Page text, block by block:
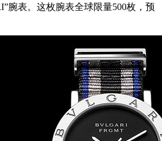
腕表。这枚腕表全球限量500枚，预